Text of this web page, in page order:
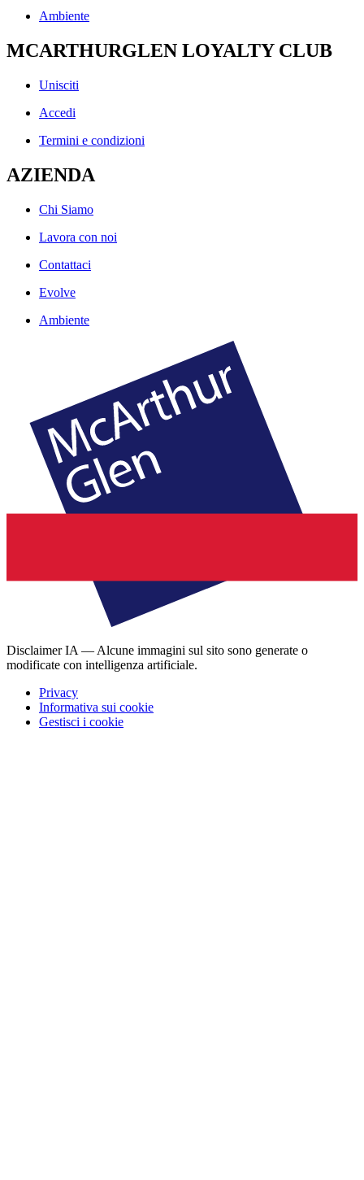
Ambiente
MCARTHURGLEN LOYALTY CLUB
Unisciti
Accedi
Termini e condizioni
AZIENDA
Chi Siamo
Lavora con noi
Contattaci
Evolve
Ambiente
Disclaimer IA — Alcune immagini sul sito sono generate o
modificate con intelligenza artificiale.
Privacy
Informativa sui cookie
Gestisci i cookie